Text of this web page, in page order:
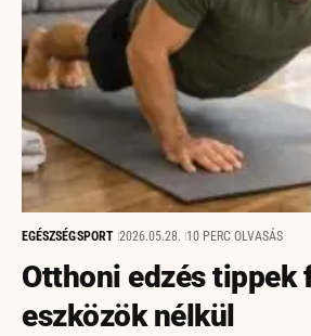
EGÉSZSÉGSPORT 2026.05.28. 10 PERC OLVASÁS
Otthoni edzés tippek
eszközök nélkül